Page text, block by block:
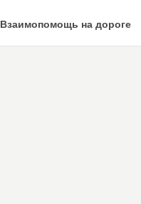
Взаимопомощь на дороге